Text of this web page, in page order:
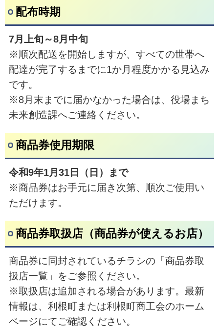
配布時期
7月上旬～8月中旬
※順次配送を開始しますが、すべての世帯へ
配達が完了するまでに1か月程度かかる見込み
です。
※8月末までに届かなかった場合は、役場まち
未来創造課へご連絡ください。
商品券使用期限
令和9年1月31日（日）まで
※商品券はお手元に届き次第、順次ご使用い
ただけます。
商品券取扱店（商品券が使えるお店）
商品券に同封されているチラシの「商品券取
扱店一覧」をご参照ください。
※取扱店は追加される場合があります。最新
情報は、利根町または利根町商工会のホーム
ページにてご確認ください。